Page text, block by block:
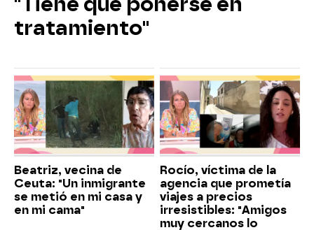
tratamiento"
Beatriz, vecina de
Ceuta: "Un inmigrante
se metió en mi casa y
en mi cama"
Rocío, víctima de la
agencia que prometía
viajes a precios
irresistibles: "Amigos
muy cercanos lo